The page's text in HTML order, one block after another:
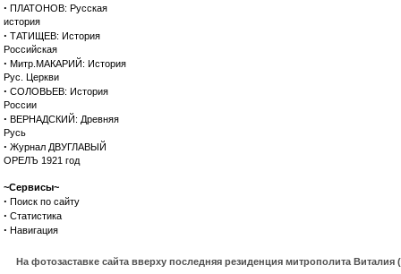
· ПЛАТОНОВ: Русская
история
· ТАТИЩЕВ: История
Российская
· Митр.МАКАРИЙ: История
Рус. Церкви
· СОЛОВЬЕВ: История
России
· ВЕРНАДСКИЙ: Древняя
Русь
· Журнал ДВУГЛАВЫЙ
ОРЕЛЪ 1921 год
~Сервисы~
· Поиск по сайту
· Статистика
· Навигация
На фотозаставке сайта вверху последняя резиденция митрополита